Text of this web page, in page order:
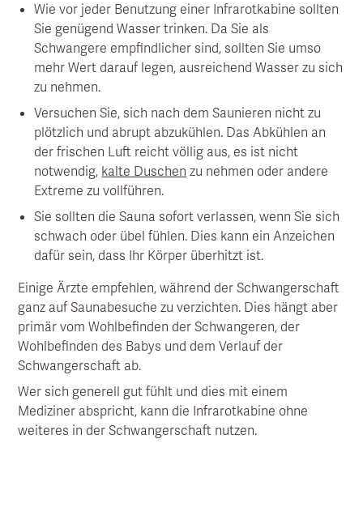
Wie vor jeder Benutzung einer Infrarotkabine sollten
Sie genügend Wasser trinken. Da Sie als
Schwangere empfindlicher sind, sollten Sie umso
mehr Wert darauf legen, ausreichend Wasser zu sich
zu nehmen.
Versuchen Sie, sich nach dem Saunieren nicht zu
plötzlich und abrupt abzukühlen. Das Abkühlen an
der frischen Luft reicht völlig aus, es ist nicht
notwendig, kalte Duschen zu nehmen oder andere
Extreme zu vollführen.
Sie sollten die Sauna sofort verlassen, wenn Sie sich
schwach oder übel fühlen. Dies kann ein Anzeichen
dafür sein, dass Ihr Körper überhitzt ist.
Einige Ärzte empfehlen, während der Schwangerschaft
ganz auf Saunabesuche zu verzichten. Dies hängt aber
primär vom Wohlbefinden der Schwangeren, der
Wohlbefinden des Babys und dem Verlauf der
Schwangerschaft ab.
Wer sich generell gut fühlt und dies mit einem
Mediziner abspricht, kann die Infrarotkabine ohne
weiteres in der Schwangerschaft nutzen.